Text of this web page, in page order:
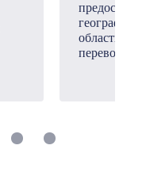
области
перевозок.